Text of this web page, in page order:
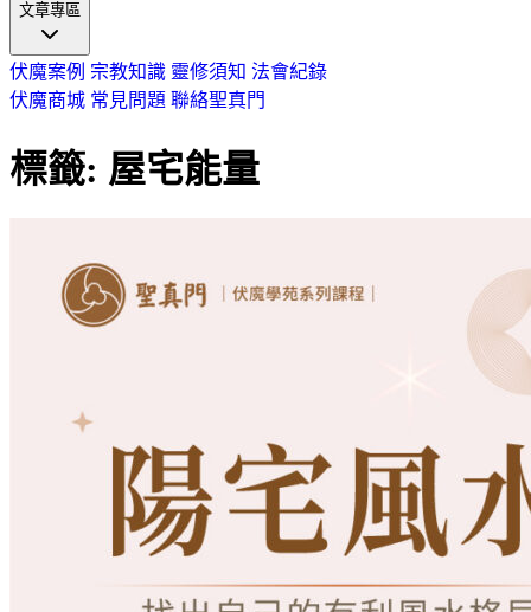
文章專區
伏魔案例 宗教知識 靈修須知 法會紀錄
伏魔商城 常見問題 聯絡聖真門
標籤: 屋宅能量